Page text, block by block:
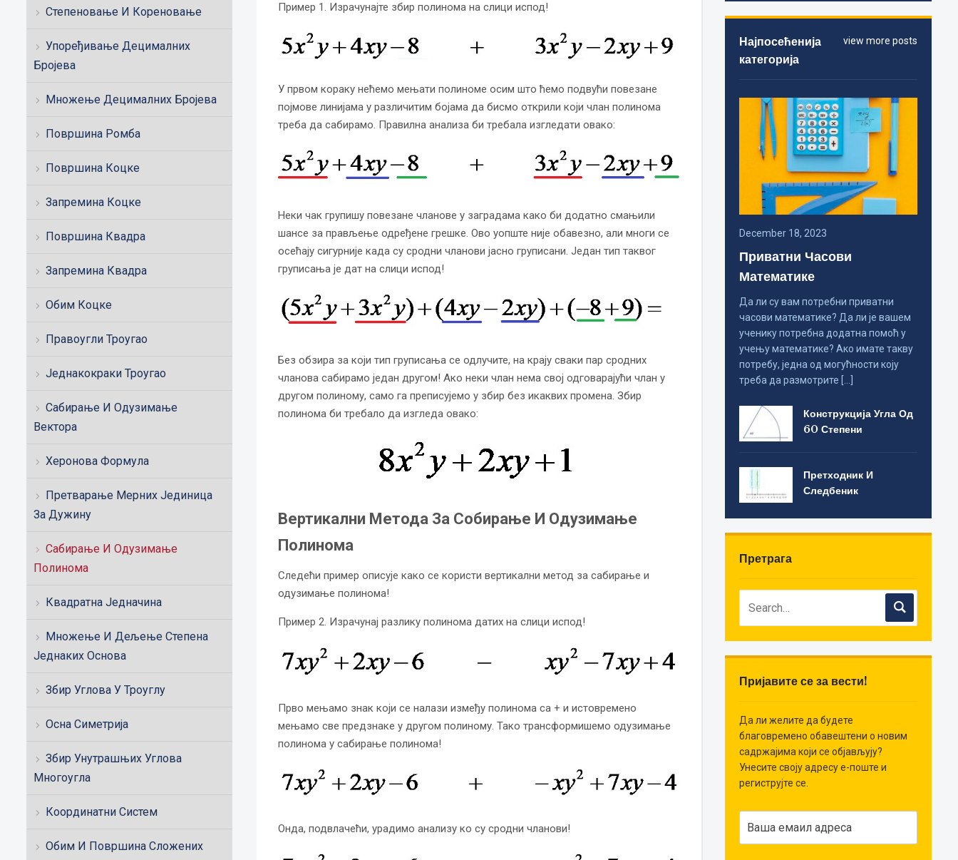
Степеновање И Кореновање
Упоређивање Децималних
Бројева
Множење Децималних Бројева
Површина Ромба
Површина Коцке
Запремина Коцке
Површина Квадра
Запремина Квадра
Обим Коцке
Правоугли Троугао
Једнакокраки Троугао
Сабирање И Одузимање
Вектора
Херонова Формула
Претварање Мерних Јединица
За Дужину
Сабирање И Одузимање
Полинома
Квадратна Једначина
Множење И Дељење Степена
Једнаких Основа
Збир Углова У Троуглу
Осна Симетрија
Збир Унутрашњих Углова
Многоугла
Координатни Систем
Обим И Површина Сложених
Пример 1. Израчунајте збир полинома на слици испод!
У првом кораку нећемо мењати полиноме осим што ћемо подвући повезане
појмове линијама у различитим бојама да бисмо открили који члан полинома
треба да сабирамо. Правилна анализа би требала изгледати овако:
Неки чак групишу повезане чланове у заградама како би додатно смањили
шансе за прављење одређене грешке. Ово уопште није обавезно, али многи се
осећају сигурније када су сродни чланови јасно груписани. Један тип таквог
груписања је дат на слици испод!
Без обзира за који тип груписања се одлучите, на крају сваки пар сродних
чланова сабирамо један другом! Ако неки члан нема свој одговарајући члан у
другом полиному, само га преписујемо у збир без икаквих промена. Збир
полинома би требало да изгледа овако:
Вертикални Метода За Собирање И Одузимање
Полинома
Следећи пример описује како се користи вертикални метод за сабирање и
одузимање полинома!
Пример 2. Израчунај разлику полинома датих на слици испод!
Прво мењамо знак који се налази између полинома са + и истовремено
мењамо све предзнаке у другом полиному. Тако трансформишемо одузимање
полинома у сабирање полинома!
Онда, подвлачећи, урадимо анализу ко су сродни чланови!
view more posts
Најпосећенија
категорија
December 18, 2023
Приватни Часови
Математике
Да ли су вам потребни приватни
часови математике? Да ли је вашем
ученику потребна додатна помоћ у
учењу математике? Ако имате такву
потребу, једна од могућности коју
треба да размотрите […]
Конструкција Угла Од
60 Степени
Претходник И
Следбеник
Претрага
Пријавите се за вести!
Да ли желите да будете
благовремено обавештени о новим
садржајима који се објављују?
Унесите своју адресу е-поште и
региструјте се.